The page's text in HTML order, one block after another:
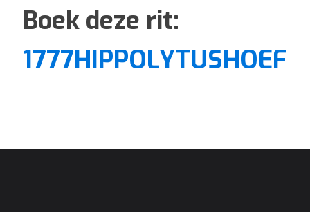
Boek deze rit:
1777HIPPOLYTUSHOEF